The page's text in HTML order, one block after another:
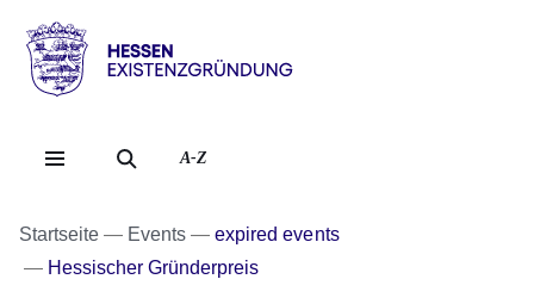
Direkt zum Kopf der
Direkt zum Inhalt
Direkt zum Fuß der
Hessen
Existenzgründung
A-Z
Startseite Events
expired events
Hessischer Gründerpreis